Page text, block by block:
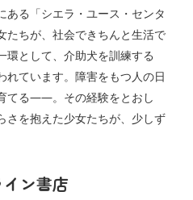
ある「シエラ・ユース・センタ
たちが、社会できちんと生活で
環として、介助犬を訓練する
れています。障害をもつ人の日
てる――。その経験をとおし
さを抱えた少女たちが、少しず
ン書店